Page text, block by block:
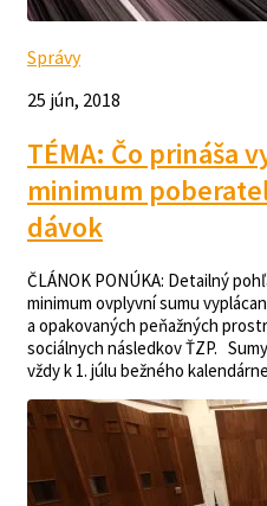
Správy
25 jún, 2018
TÉMA: Čo prináša
minimum
dávok
ČLÁNOK PONÚKA: Detailný
minimum ovplyvní sumu
a opakovaných peňažných
sociálnych následkov ŤZP.
vždy k 1. júlu bežného